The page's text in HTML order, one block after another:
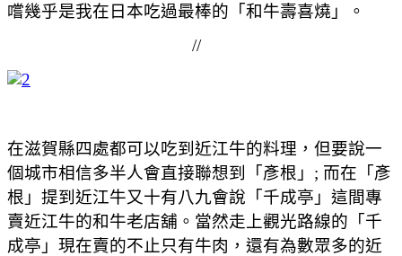
嚐幾乎是我在日本吃過最棒的「和牛壽喜燒」。
//
在滋賀縣四處都可以吃到近江牛的料理，但要說一
個城市相信多半人會直接聯想到「彥根」; 而在「彥
根」提到近江牛又十有八九會說「千成亭」這間專
賣近江牛的和牛老店舖。當然走上觀光路線的「千
成亭」現在賣的不止只有牛肉，還有為數眾多的近